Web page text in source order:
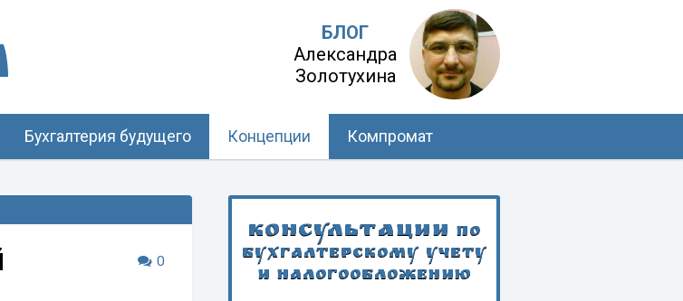
БЛОГ
Александра
Золотухина
Бухгалтерия будущего Концепции Компромат
0
Консультации по
бухгалтерскому учету
и налогообложению